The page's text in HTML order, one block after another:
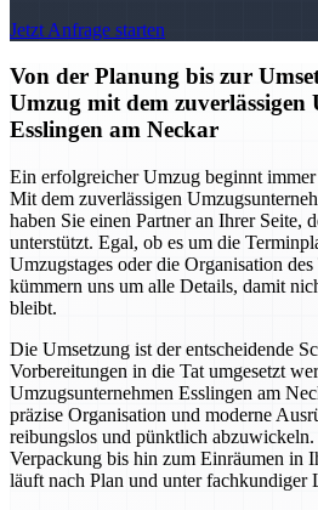
Jetzt Anfrage starten
Von der Planung bis zur
Umzug mit dem zuverlässigen
Esslingen am Neckar
Ein erfolgreicher Umzug beginnt
Mit dem zuverlässigen
haben Sie einen Partner an Ihrer Seite,
unterstützt. Egal, ob es um die
Umzugstages oder die Organisation
kümmern uns um alle Details, damit
bleibt.
Die Umsetzung ist der entscheidende
Vorbereitungen in die Tat umgesetzt
Umzugsunternehmen Esslingen am
präzise Organisation und moderne
reibungslos und pünktlich abzuwickeln.
Verpackung bis hin zum Einräumen in
läuft nach Plan und unter fachkundiger